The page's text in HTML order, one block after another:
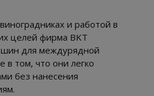
и работой в
целей фирма BKT
шин для междурядной
в том, что они легко
без нанесения